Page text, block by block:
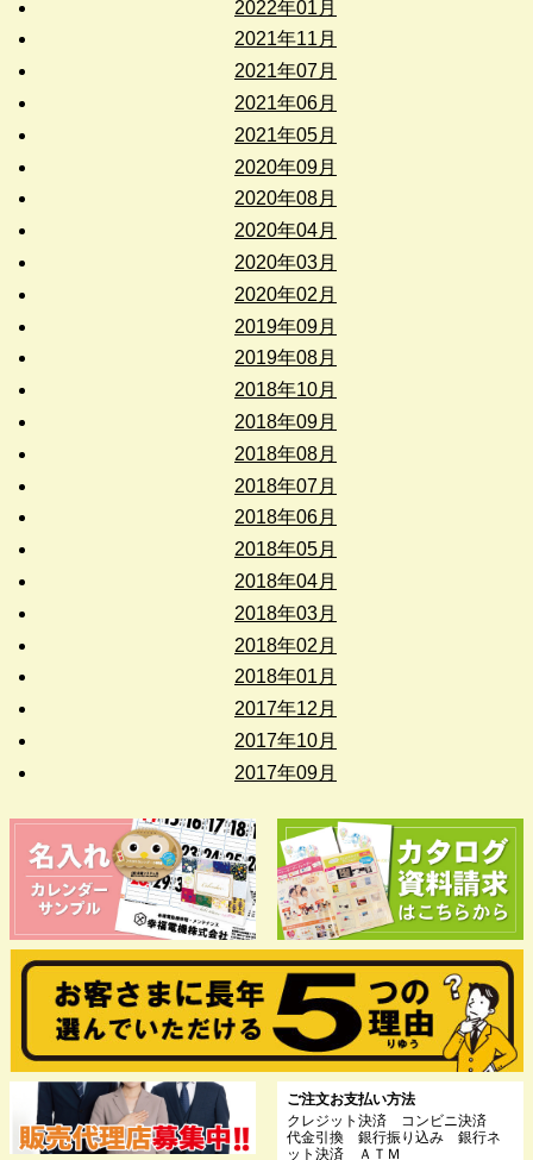
2022年01月
2021年11月
2021年07月
2021年06月
2021年05月
2020年09月
2020年08月
2020年04月
2020年03月
2020年02月
2019年09月
2019年08月
2018年10月
2018年09月
2018年08月
2018年07月
2018年06月
2018年05月
2018年04月
2018年03月
2018年02月
2018年01月
2017年12月
2017年10月
2017年09月
ご注文お支払い方法
クレジット決済 コンビニ決済
代金引換 銀行振り込み 銀行ネ
ット決済 ＡＴＭ